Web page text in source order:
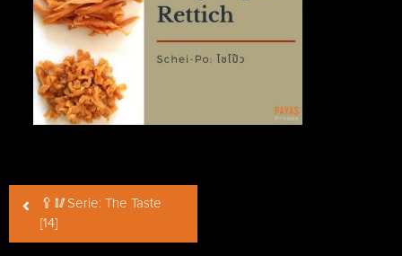
Beitragsnavigation
🥄🥢Serie: The Taste
[14]